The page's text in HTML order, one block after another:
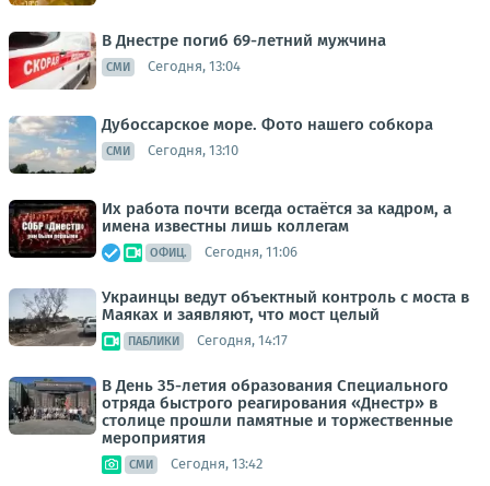
В Днестре погиб 69-летний мужчина
СМИ Сегодня, 13:04
Дубоссарское море. Фото нашего собкора
СМИ Сегодня, 13:10
Их работа почти всегда остаётся за кадром, а
имена известны лишь коллегам
ОФИЦ. Сегодня, 11:06
Украинцы ведут объектный контроль с моста в
Маяках и заявляют, что мост целый
ПАБЛИКИ Сегодня, 14:17
В День 35-летия образования Специального
отряда быстрого реагирования «Днестр» в
столице прошли памятные и торжественные
мероприятия
СМИ Сегодня, 13:42